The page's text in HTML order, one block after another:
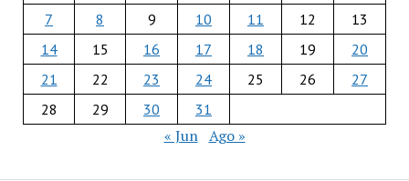
7
8 9 10 11 12
13
14
15 16 17 18 19
20
21
22 23 24 25 26
27
28
29 30 31
« Jun Ago »